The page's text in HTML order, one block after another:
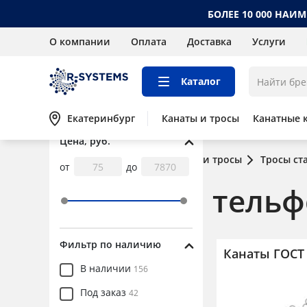
БОЛЕЕ 10 000
О компании Оплата Доставка Услуги
Каталог
Екатеринбург Канаты и тросы Канатные
Канаты и тросы Тросы
Тросы для
Канаты ГОСТ
Цена, руб.
от
до
Фильтр по наличию
В наличии 156
Под заказ 42
Канаты ГОСТ